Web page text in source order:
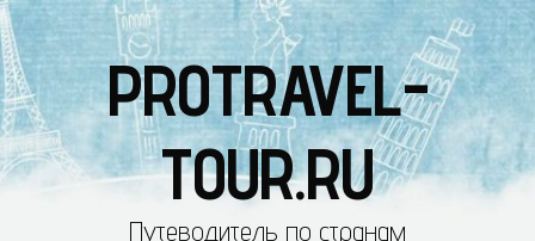
PROTRAVEL-
TOUR.RU
Путеводитель по странам